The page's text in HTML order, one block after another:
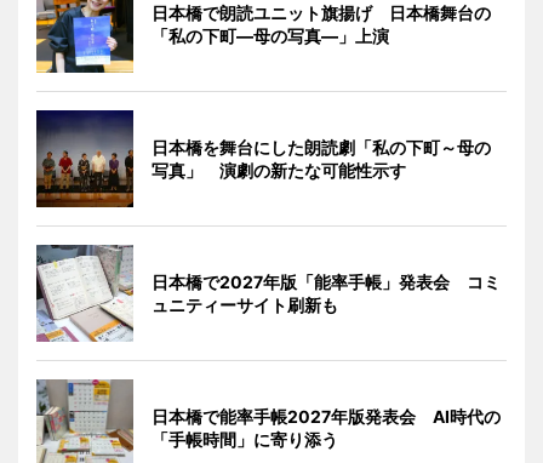
日本橋で朗読ユニット旗揚げ 日本橋舞台の
「私の下町―母の写真―」上演
日本橋を舞台にした朗読劇「私の下町～母の
写真」 演劇の新たな可能性示す
日本橋で2027年版「能率手帳」発表会 コミ
ュニティーサイト刷新も
日本橋で能率手帳2027年版発表会 AI時代の
「手帳時間」に寄り添う